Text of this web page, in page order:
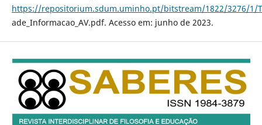
https://repositorium.sdum.uminho.pt/bitstream/1822/3276/1/
ade_Informacao_AV.pdf. Acesso em: junho de 2023.